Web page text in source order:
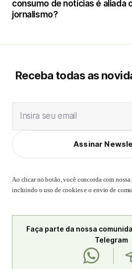
consumo de notícias é aliada
jornalismo?
Receba todas as
Insira seu email
Assinar
Ao clicar no botão, você concorda com nossa
incluindo o uso de cookies e o envio de
Faça parte da nossa
Telegram